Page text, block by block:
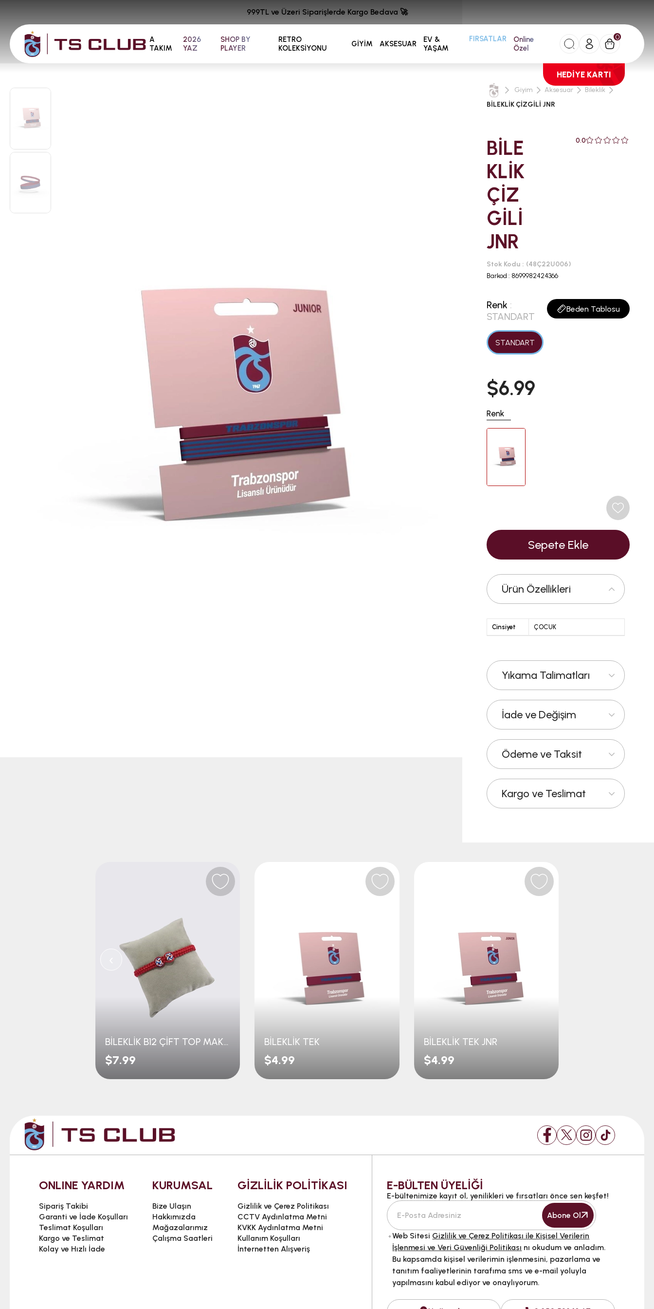
A
TAKIM
2026
YAZ
SHOP BY
PLAYER
RETRO
KOLEKSİYONU
GİYİM AKSESUAR
EV &
YAŞAM
FIRSATLAR
Online
Özel
0
HEDİYE KARTI
999TL ve Üzeri Siparişlerde Kargo Bedava 🚀
Giyim Aksesuar
Bileklik
BİLEKLİK ÇİZGİLİ JNR
BİLE
KLİK
ÇİZ
GİLİ
JNR
0.0
Stok Kodu
(48Ç22U006)
Barkod : 8699982424366
Renk Beden Tablosu
:
STANDART
STANDART
$6.99
Renk
Ürün Özellikleri
Cinsiyet ÇOCUK
Yıkama Talimatları
İade ve Değişim
Ödeme ve Taksit
Kargo ve Teslimat
BİLEKLİK B12 ÇİFT TOP MAKROME
$7.99
BİLEKLİK TEK
$4.99
BİLEKLİK TEK JNR
$4.99
ONLINE YARDIM
Sipariş Takibi
Garanti ve İade Koşulları
Teslimat Koşulları
Kargo ve Teslimat
Kolay ve Hızlı İade
KURUMSAL
Bize Ulaşın
Hakkımızda
Mağazalarımız
Çalışma Saatleri
GİZLİLİK POLİTİKASI
Gizlilik ve Çerez Politikası
CCTV Aydınlatma Metni
KVKK Aydınlatma Metni
Kullanım Koşulları
İnternetten Alışveriş
E-BÜLTEN ÜYELİĞİ
E-bültenimize kayıt ol, yenilikleri ve fırsatları önce sen keşfet!
Abone Ol
Web Sitesi Gizlilik ve Çerez Politikası ile Kişisel Verilerin
İşlenmesi ve Veri Güvenliği Politikası nı okudum ve anladım.
Bu kapsamda kişisel verilerimin işlenmesini, pazarlama ve
tanıtım faaliyetlerinin tarafıma sms ve e-mail yoluyla
yapılmasını kabul ediyor ve onaylıyorum.